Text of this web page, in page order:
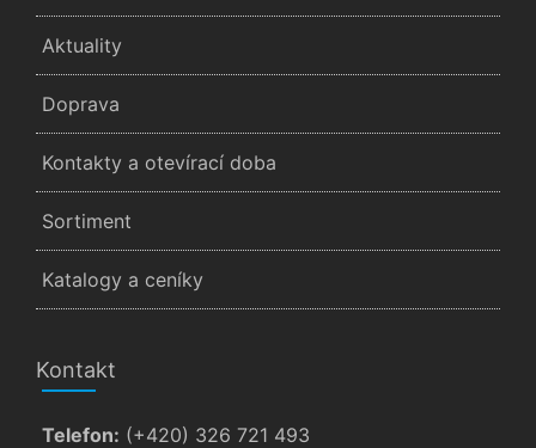
Aktuality
Doprava
Kontakty a otevírací doba
Sortiment
Katalogy a ceníky
Kontakt
Telefon: (+420) 326 721 493